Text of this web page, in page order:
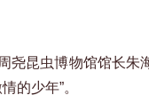
尧昆虫博物馆馆长朱
的少年”。